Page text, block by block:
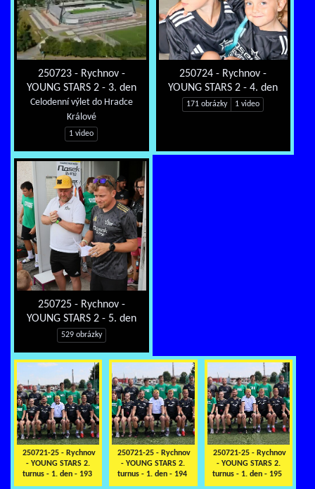
250723 - Rychnov -
YOUNG STARS 2 - 3. den
Celodenní výlet do Hradce
Králové
1 video
250724 - Rychnov -
YOUNG STARS 2 - 4. den
171 obrázky 1 video
250725 - Rychnov -
YOUNG STARS 2 - 5. den
529 obrázky
250721-25 - Rychnov
- YOUNG STARS 2.
turnus - 1. den - 193
250721-25 - Rychnov
- YOUNG STARS 2.
turnus - 1. den - 194
250721-25 - Rychnov
- YOUNG STARS 2.
turnus - 1. den - 195